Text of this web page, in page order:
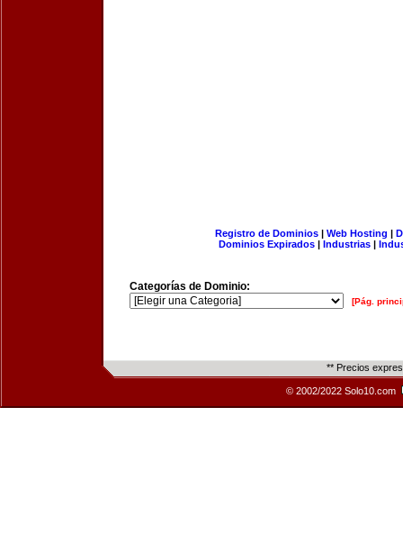
Registro de Dominios| Web Hosting |
Dominios Expirados | Industrias |
Categorías de Dominio:
[Pág.
** Precios
© 2002/2022 Solo10.com